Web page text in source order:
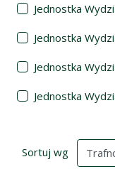
Jednostka
Jednostka
Jednostka
Jednostka
Wyniki
Sortuj wg